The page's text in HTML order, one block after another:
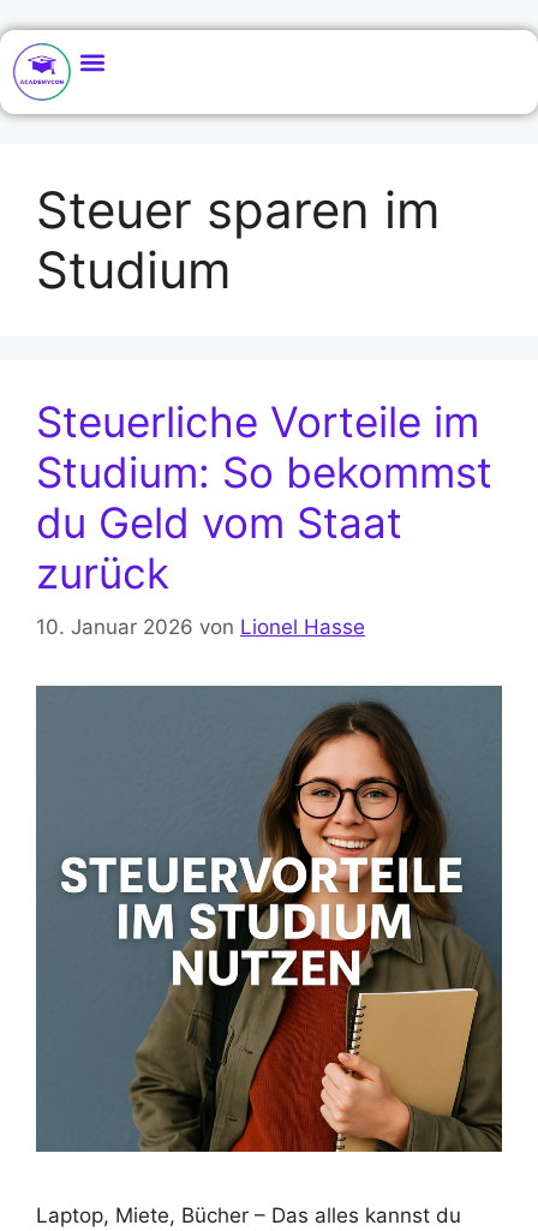
Steuer sparen im
Studium
Steuerliche Vorteile im
Studium: So bekommst
du Geld vom Staat
zurück
10. Januar 2026 von Lionel Hasse
Laptop, Miete, Bücher – Das alles kannst du